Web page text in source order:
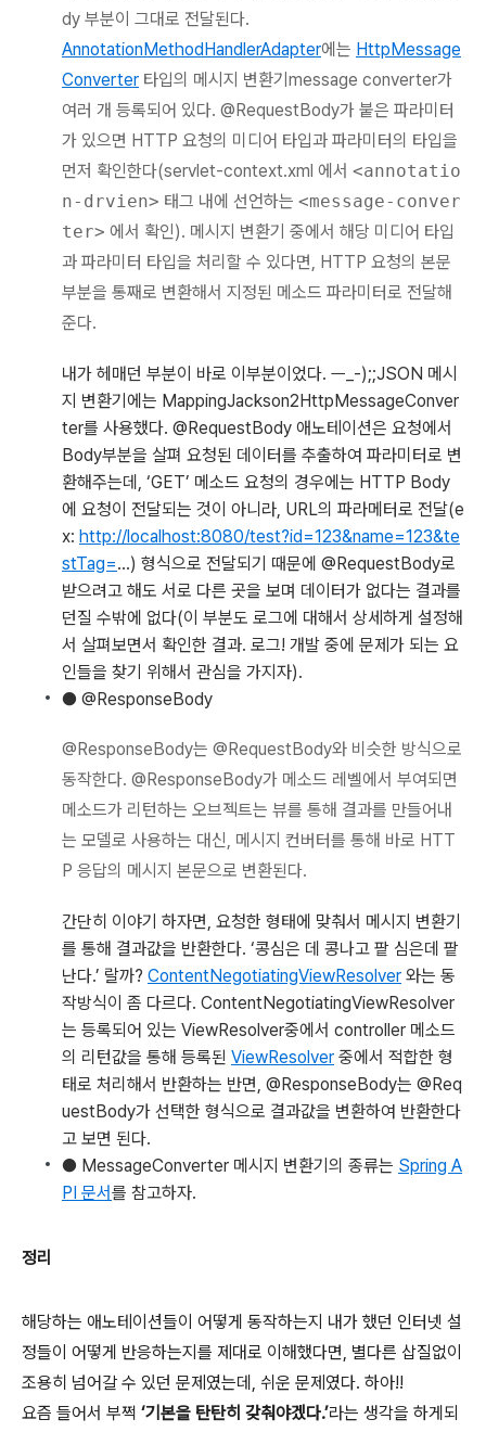
dy 부분이 그대로 전달된다.
AnnotationMethodHandlerAdapter에는 HttpMessage
Converter 타입의 메시지 변환기message converter가
여러 개 등록되어 있다. @RequestBody가 붙은 파라미터
가 있으면 HTTP 요청의 미디어 타입과 파라미터의 타입을
먼저 확인한다(servlet-context.xml 에서 <annotatio
n-drvien> 태그 내에 선언하는 <message-conver
ter> 에서 확인). 메시지 변환기 중에서 해당 미디어 타입
과 파라미터 타입을 처리할 수 있다면, HTTP 요청의 본문
부분을 통째로 변환해서 지정된 메소드 파라미터로 전달해
준다.
내가 헤매던 부분이 바로 이부분이었다. ㅡ_-);;JSON 메시
지 변환기에는 MappingJackson2HttpMessageConver
ter를 사용했다. @RequestBody 애노테이션은 요청에서
Body부분을 살펴 요청된 데이터를 추출하여 파라미터로 변
환해주는데, ‘GET’ 메소드 요청의 경우에는 HTTP Body
에 요청이 전달되는 것이 아니라, URL의 파라메터로 전달(e
x: http://localhost:8080/test?id=123&name=123&te
stTag=…) 형식으로 전달되기 때문에 @RequestBody로
받으려고 해도 서로 다른 곳을 보며 데이터가 없다는 결과를
던질 수밖에 없다(이 부분도 로그에 대해서 상세하게 설정해
서 살펴보면서 확인한 결과. 로그! 개발 중에 문제가 되는 요
인들을 찾기 위해서 관심을 가지자).
● @ResponseBody
@ResponseBody는 @RequestBody와 비슷한 방식으로
동작한다. @ResponseBody가 메소드 레벨에서 부여되면
메소드가 리턴하는 오브젝트는 뷰를 통해 결과를 만들어내
는 모델로 사용하는 대신, 메시지 컨버터를 통해 바로 HTT
P 응답의 메시지 본문으로 변환된다.
간단히 이야기 하자면, 요청한 형태에 맞춰서 메시지 변환기
를 통해 결과값을 반환한다. ‘콩심은 데 콩나고 팥 심은데 팥
난다.’ 랄까? ContentNegotiatingViewResolver 와는 동
작방식이 좀 다르다. ContentNegotiatingViewResolver
는 등록되어 있는 ViewResolver중에서 controller 메소드
의 리턴값을 통해 등록된 ViewResolver 중에서 적합한 형
태로 처리해서 반환하는 반면, @ResponseBody는 @Req
uestBody가 선택한 형식으로 결과값을 변환하여 반환한다
고 보면 된다.
● MessageConverter 메시지 변환기의 종류는 Spring A
PI 문서를 참고하자.
정리
해당하는 애노테이션들이 어떻게 동작하는지 내가 했던 인터넷 설
정들이 어떻게 반응하는지를 제대로 이해했다면, 별다른 삽질없이
조용히 넘어갈 수 있던 문제였는데, 쉬운 문제였다. 하아!!
요즘 들어서 부쩍 ‘기본을 탄탄히 갖춰야겠다.’라는 생각을 하게되